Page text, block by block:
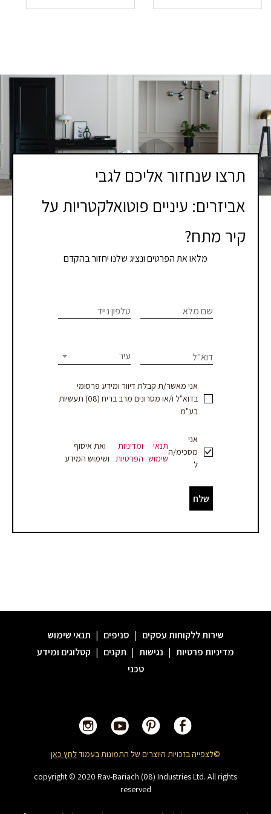
תרצו שנחזור אליכם לגבי
אביזרים: עיניים פוטואלקטריות על
קיר מתח?
מלאו את הפרטים ונציג שלנו יחזור בהקדם
קשר
עמוד
מוצר
-
שם מלא טלפון נייד
דוא"ל עיר
אני מאשר/ת קבלת דיוור ומידע פרסומי
בדוא"ל ו/או מסרונים מרב בריח (08) תעשיות
בע"מ
אני
מסכימ/ה
ל
תנאי
שימוש
ומדיניות
הפרטיות
ואת איסוף
ושימוש המידע
שלח
are
this
field
blank.
שירות ללקוחות עסקים | סניפים | תנאי שימוש
מדיניות פרטיות | נגישות | תקנים | קטלוגים ומידע
טכני
©לצפייה בזכויות היוצרים של התמונות בעמודלחץ כאן
copyright © 2020 Rav-Bariach (08) Industries Ltd. All rights
reserved